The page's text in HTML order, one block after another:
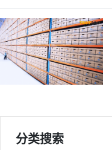
分类搜索